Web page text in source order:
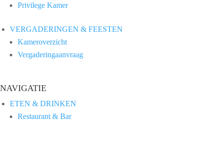
Privilege Kamer
VERGADERINGEN & FEESTEN
Kameroverzicht
Vergaderingaanvraag
NAVIGATIE
ETEN & DRINKEN
Restaurant & Bar